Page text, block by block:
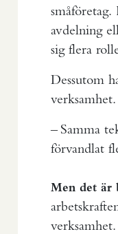
avdelning
sig flera
Dessutom
verksamhet.
– Samma
förvandlat
Men det är